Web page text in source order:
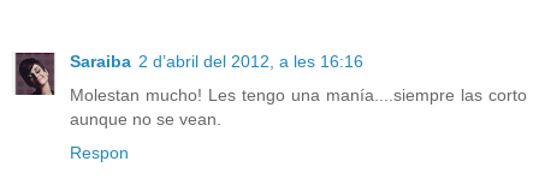
Saraiba 2 d’abril del 2012, a les 16:16
Molestan mucho! Les tengo una manía....siempre las corto
aunque no se vean.
Respon